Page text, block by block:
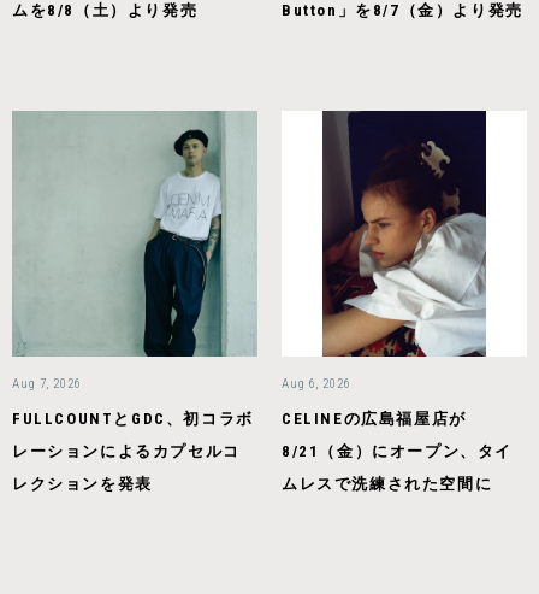
ムを8/8（土）より発売
Button」を8/7（金）より発売
Aug 7, 2026
FULLCOUNTとGDC、初コラボ
レーションによるカプセルコ
レクションを発表
Aug 6, 2026
CELINEの広島福屋店が
8/21（金）にオープン、タイ
ムレスで洗練された空間に